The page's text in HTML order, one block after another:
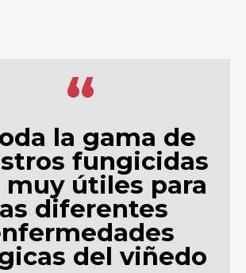
“
la gama de
fungicidas
muy útiles para
diferentes
del viñedo